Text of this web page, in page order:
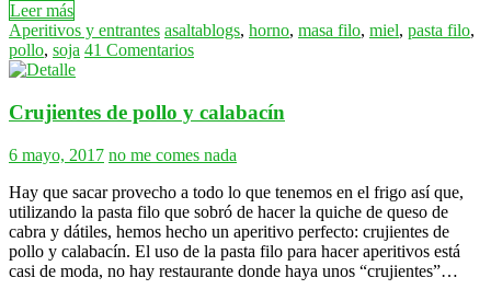
Leer más
Aperitivos y entrantes asaltablogs, horno, masa filo, miel, pasta filo,
pollo, soja 41 Comentarios
Crujientes de pollo y calabacín
6 mayo, 2017 no me comes nada
Hay que sacar provecho a todo lo que tenemos en el frigo así que,
utilizando la pasta filo que sobró de hacer la quiche de queso de
cabra y dátiles, hemos hecho un aperitivo perfecto: crujientes de
pollo y calabacín. El uso de la pasta filo para hacer aperitivos está
casi de moda, no hay restaurante donde haya unos “crujientes”…